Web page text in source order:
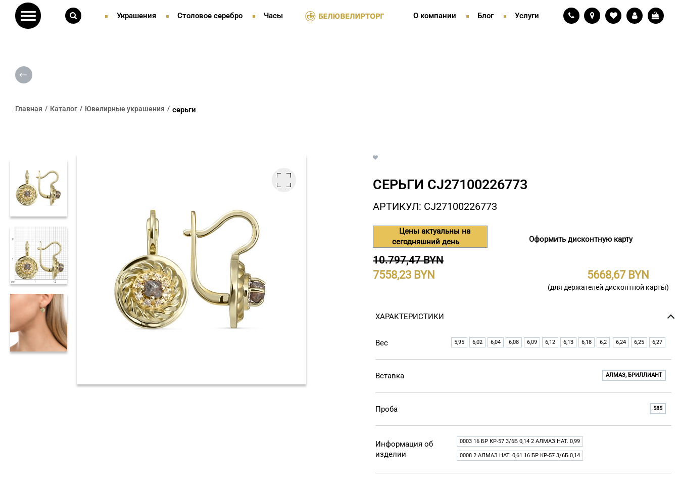
Украшения Столовое серебро Часы О компании Блог Услуги
Главная Каталог Ювелирные украшения серьги
СЕРЬГИ СJ27100226773
АРТИКУЛ: СJ27100226773
Цены актуальны на
сегодняшний день
Оформить дисконтную карту
10.797,47 BYN
7558,23 5668,67
(для держателей дисконтной карты)
ХАРАКТЕРИСТИКИ
Вес 5,95 6,02 6,04 6,08 6,09 6,12 6,13 6,18 6,2 6,24 6,25 6,27
Вставка АЛМАЗ, БРИЛЛИАНТ
Проба 585
Информация об
изделии
0003 16 БР КР-57 3/6Б 0,14 2 АЛМАЗ НАТ. 0,99
0008 2 АЛМАЗ НАТ. 0,61 16 БР КР-57 3/6Б 0,14